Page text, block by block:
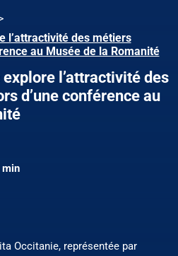
l’attractivité des métiers
au Musée de la Romanité
explore l’attractivité des
d’une conférence au
Occitanie, représentée par